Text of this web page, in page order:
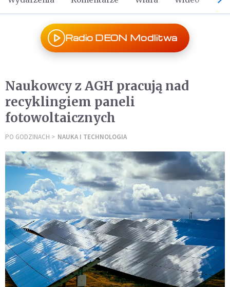
Radio DEON Modlitwa
Naukowcy z AGH pracują nad
recyklingiem paneli
fotowoltaicznych
PO GODZINACH NAUKA I TECHNOLOGIA